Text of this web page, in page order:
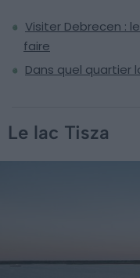
Visiter Debrecen :
faire
Dans quel quartier
Le lac Tisza